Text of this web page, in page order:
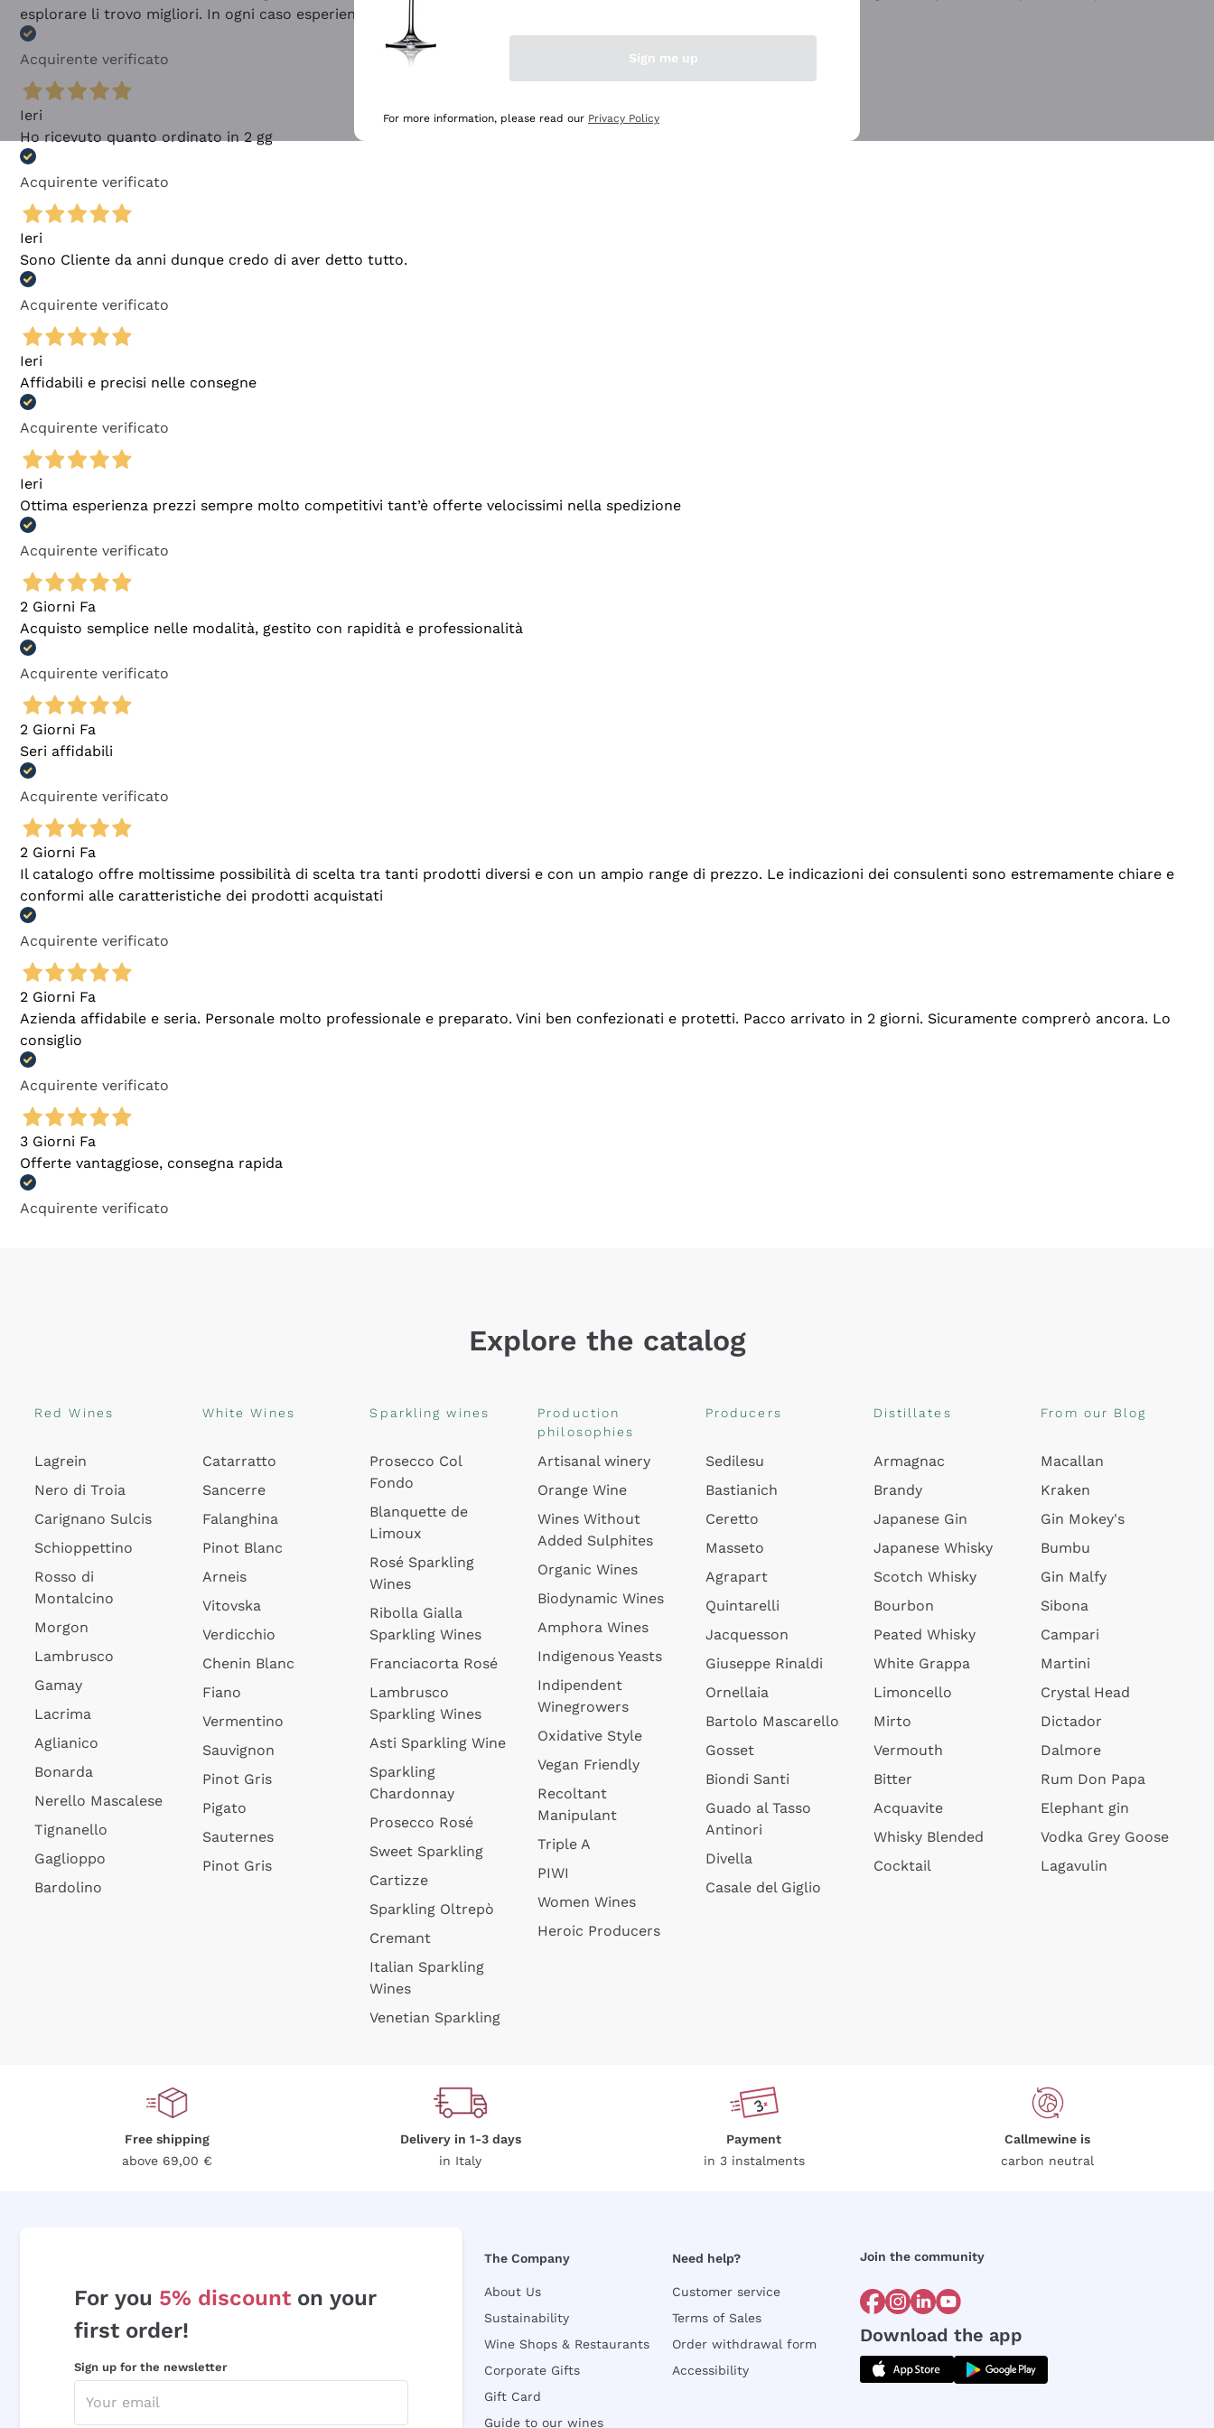
esplorare li trovo migliori. In ogni caso esperienza buona e lo consiglio! 👍
Acquirente verificato
Ieri
Ho ricevuto quanto ordinato in 2 gg
Acquirente verificato
Ieri
Sono Cliente da anni dunque credo di aver detto tutto.
Acquirente verificato
Ieri
Affidabili e precisi nelle consegne
Acquirente verificato
Ieri
Ottima esperienza prezzi sempre molto competitivi tant’è offerte velocissimi nella spedizione
Acquirente verificato
2 Giorni Fa
Acquisto semplice nelle modalità, gestito con rapidità e professionalità
Acquirente verificato
2 Giorni Fa
Seri affidabili
Acquirente verificato
2 Giorni Fa
Il catalogo offre moltissime possibilità di scelta tra tanti prodotti diversi e con un ampio range di prezzo. Le indicazioni dei consulenti sono estremamente chiare e
conformi alle caratteristiche dei prodotti acquistati
Acquirente verificato
2 Giorni Fa
Azienda affidabile e seria. Personale molto professionale e preparato. Vini ben confezionati e protetti. Pacco arrivato in 2 giorni. Sicuramente comprerò ancora. Lo
consiglio
Acquirente verificato
3 Giorni Fa
Offerte vantaggiose, consegna rapida
Acquirente verificato
Explore the catalog
Red Wines
Lagrein
Nero di Troia
Carignano Sulcis
Schioppettino
Rosso di
Montalcino
Morgon
Lambrusco
Gamay
Lacrima
Aglianico
Bonarda
Nerello Mascalese
Tignanello
Gaglioppo
Bardolino
White Wines
Catarratto
Sancerre
Falanghina
Pinot Blanc
Arneis
Vitovska
Verdicchio
Chenin Blanc
Fiano
Vermentino
Sauvignon
Pinot Gris
Pigato
Sauternes
Pinot Gris
Sparkling wines
Prosecco Col
Fondo
Blanquette de
Limoux
Rosé Sparkling
Wines
Ribolla Gialla
Sparkling Wines
Franciacorta Rosé
Lambrusco
Sparkling Wines
Asti Sparkling Wine
Sparkling
Chardonnay
Prosecco Rosé
Sweet Sparkling
Cartizze
Sparkling Oltrepò
Cremant
Italian Sparkling
Wines
Venetian Sparkling
Production
philosophies
Artisanal winery
Orange Wine
Wines Without
Added Sulphites
Organic Wines
Biodynamic Wines
Amphora Wines
Indigenous Yeasts
Indipendent
Winegrowers
Oxidative Style
Vegan Friendly
Recoltant
Manipulant
Triple A
PIWI
Women Wines
Heroic Producers
Producers
Sedilesu
Bastianich
Ceretto
Masseto
Agrapart
Quintarelli
Jacquesson
Giuseppe Rinaldi
Ornellaia
Bartolo Mascarello
Gosset
Biondi Santi
Guado al Tasso
Antinori
Divella
Casale del Giglio
Distillates
Armagnac
Brandy
Japanese Gin
Japanese Whisky
Scotch Whisky
Bourbon
Peated Whisky
White Grappa
Limoncello
Mirto
Vermouth
Bitter
Acquavite
Whisky Blended
Cocktail
From our Blog
Macallan
Kraken
Gin Mokey's
Bumbu
Gin Malfy
Sibona
Campari
Martini
Crystal Head
Dictador
Dalmore
Rum Don Papa
Elephant gin
Vodka Grey Goose
Lagavulin
Free shipping
above 69,00 €
Delivery in 1-3 days
in Italy
Payment
in 3 instalments
Callmewine is
carbon neutral
For you 5% discount on your
first order!
Sign up for the newsletter
The Company
About Us
Sustainability
Wine Shops & Restaurants
Corporate Gifts
Gift Card
Guide to our wines
Need help?
Customer service
Terms of Sales
Order withdrawal form
Accessibility
Join the community
Download the app
Sign me up
For more information, please read our Privacy Policy